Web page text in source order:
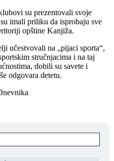
su prezentovali svoje
imali priliku da isprobaju sve
opštine Kanjiža.
učestvovali na „pijaci sporta“,
stručnjacima i na taj
dobili su savete i
odgovara detetu.